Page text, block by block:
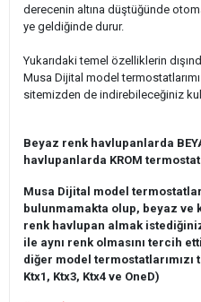
derecenin altına düştüğünde
ye geldiğinde durur.
Yukarıdaki temel özelliklerin
Musa Dijital model
sitemizden de indirebileceğiniz
Beyaz renk havlupanlarda
havlupanlarda KROM
Musa Dijital model
bulunmamakta olup, beyaz ve
renk havlupan almak
ile aynı renk olmasını tercih
diğer model
Ktx1, Ktx3, Ktx4 ve OneD)